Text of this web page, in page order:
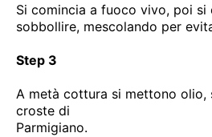
Si comincia a fuoco vivo, poi si
sobbollire, mescolando per
Step 3
A metà cottura si mettono olio,
croste di
Parmigiano.